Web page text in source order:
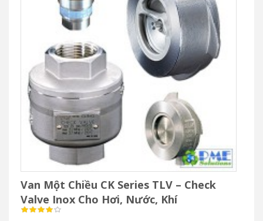
Van Một Chiều CK Series TLV – Check
Valve Inox Cho Hơi, Nước, Khí